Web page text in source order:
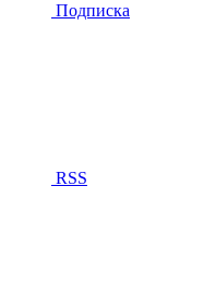
Подписка
RSS